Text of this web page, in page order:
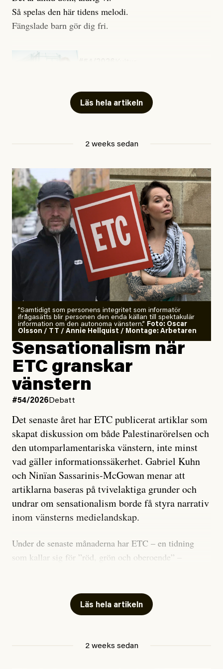
Så spelas den här tidens melodi.
Fängslade barn gör dig fri.
Läs hela artikeln
2 weeks sedan
”Samtidigt som personens integritet som informatör
ifrågasätts blir personen den enda källan till spektakulär
information om den autonoma vänstern.” Foto: Oscar
Olsson / TT / Annie Hellquist / Montage: Arbetaren
Sensationalism när
ETC granskar
vänstern
#54/2026 Debatt
Det senaste året har ETC publicerat artiklar som
skapat diskussion om både Palestinarörelsen och
den utomparlamentariska vänstern, inte minst
vad gäller informationssäkerhet. Gabriel Kuhn
och Ninïan Sassarinis-McGowan menar att
artiklarna baseras på tvivelaktiga grunder och
undrar om sensationalism borde få styra narrativ
inom vänsterns medielandskap.
Under de senaste månaderna har ETC – en tidning
som kallar sig för ”röd, grön och oberoende” –
skriver för? Vad betyder det att vara en ”röd, grön och
oberoende” tidning? Och vad är egentligen bra
Läs hela artikeln
2 weeks sedan